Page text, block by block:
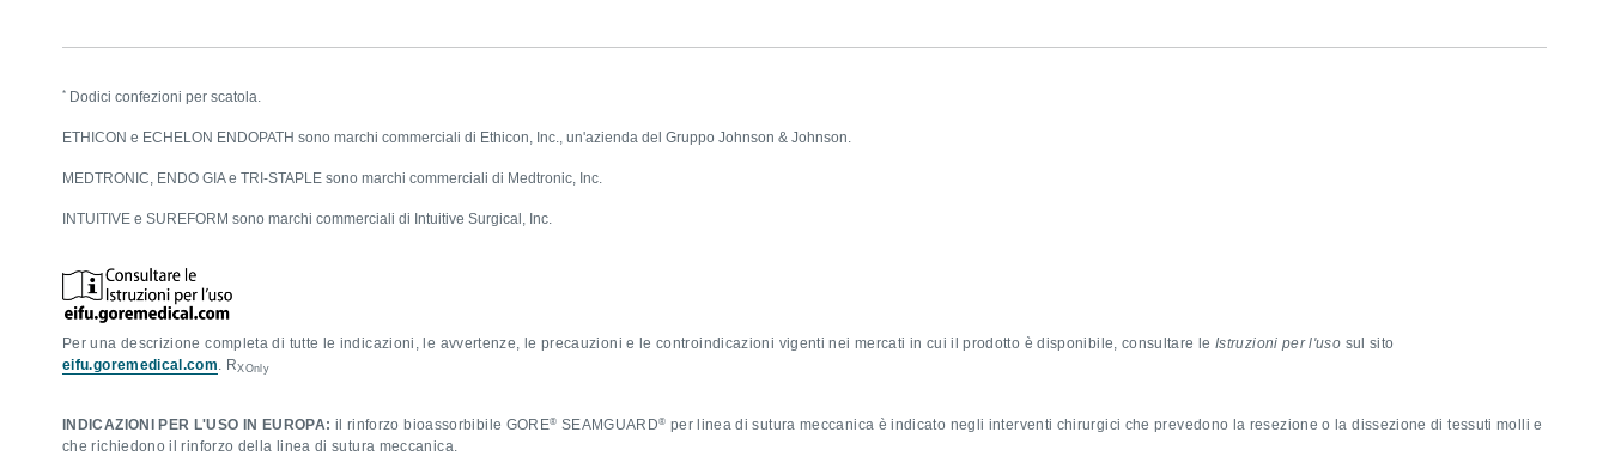
* Dodici confezioni per scatola.
ETHICON e ECHELON ENDOPATH sono marchi commerciali di Ethicon, Inc., un'azienda del Gruppo Johnson & Johnson.
MEDTRONIC, ENDO GIA e TRI-STAPLE sono marchi commerciali di Medtronic, Inc.
INTUITIVE e SUREFORM sono marchi commerciali di Intuitive Surgical, Inc.
Per una descrizione completa di tutte le indicazioni, le avvertenze, le precauzioni e le controindicazioni vigenti nei mercati in cui il prodotto è disponibile, consultare leIstruzioni per l'uso sul sito
eifu.goremedical.com. RXOnly
INDICAZIONI PER L'USO IN EUROPA: il rinforzo bioassorbibile GORE® SEAMGUARD® per linea di sutura meccanica è indicato negli interventi chirurgici che prevedono la resezione o la dissezione di tessuti molli e
che richiedono il rinforzo della linea di sutura meccanica.